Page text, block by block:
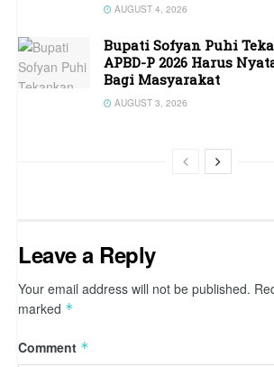
AUGUST 4, 2026
Bupati Sofyan Puhi
APBD-P 2026 Harus
Bagi Masyarakat
AUGUST 3, 2026
Leave a Reply
Your email address will not be published.
marked *
Comment *